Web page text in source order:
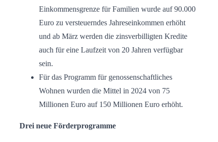
Einkommensgrenze für Familien wurde auf 90.000
Euro zu versteuerndes Jahreseinkommen erhöht
und ab März werden die zinsverbilligten Kredite
auch für eine Laufzeit von 20 Jahren verfügbar
sein.
Für das Programm für genossenschaftliches
Wohnen wurden die Mittel in 2024 von 75
Millionen Euro auf 150 Millionen Euro erhöht.
Drei neue Förderprogramme